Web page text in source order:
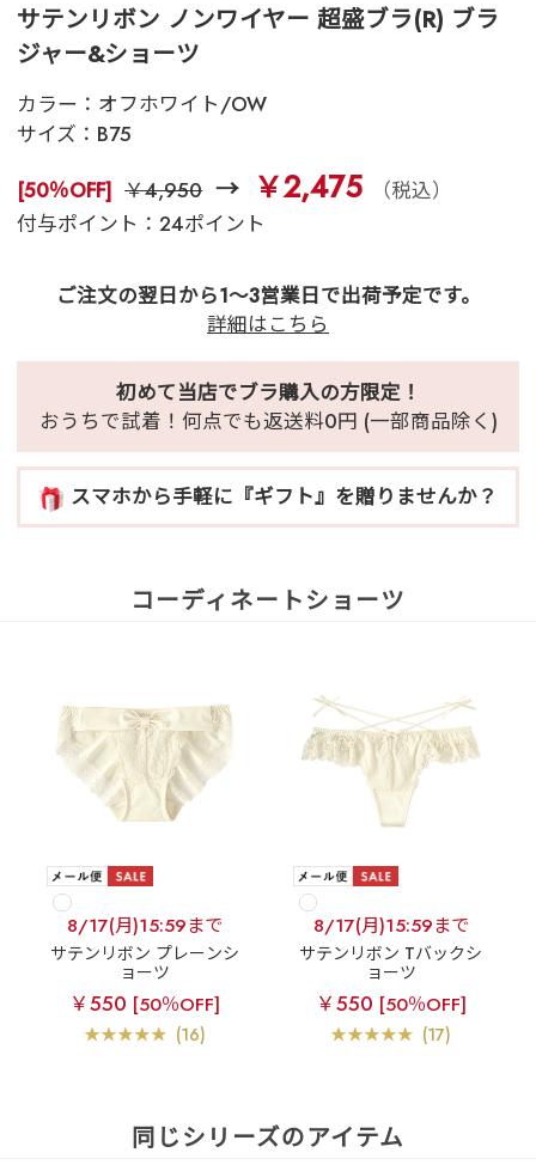
サテンリボン ノンワイヤー 超盛ブラ(R) ブラ
ジャー&ショーツ
カラー： オフホワイト/OW
サイズ： B75
[50％OFF] ￥4,950 ￥2,475
（税込）
付与ポイント：24ポイント
ご注文の翌日から1～3営業日で出荷予定です。
詳細はこちら
初めて当店でブラ購入の方限定！
おうちで試着！何点でも返送料0円 (一部商品除く)
スマホから手軽に『ギフト』を贈りませんか？
コーディネートショーツ
8/17(月)15:59まで
サテンリボン プレーンシ
ョーツ
￥550 [50％OFF]
(16)
8/17(月)15:59まで
サテンリボン Tバックシ
ョーツ
￥550 [50％OFF]
(17)
同じシリーズのアイテム